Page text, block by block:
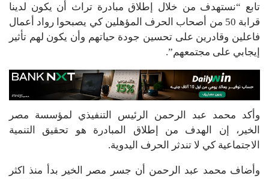
تابع “نستهدف من خلال إطلاق مبادرة تراث أن يكون لدينا
قرابة 50 من أصحاب الحرف المؤهلين كي يصبحوا رواد أعمال
فاعلين وقادرين على تحسين جودة حياتهم وأن يكون لهم تأثير
إيجابي على مجتمعهم”.
وأكد محمد عبد الرحمن الرئيس التنفيذي لمؤسسة مصر
الخير، إن الهدف من إطلاق المبادرة هو تحقيق التنمية
الاجتماعية كي لا تندثر الحرف اليدوية.
وأضاف محمد عبد الرحمن أن جسر مصر الخير بدأ منذ اكثر